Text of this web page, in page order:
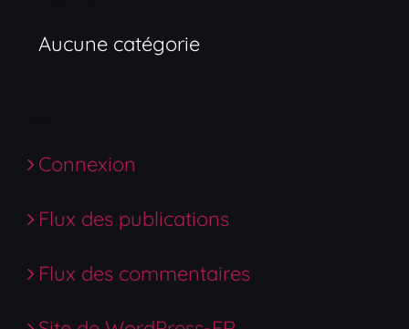
Aucune catégorie
Connexion
Flux des publications
Flux des commentaires